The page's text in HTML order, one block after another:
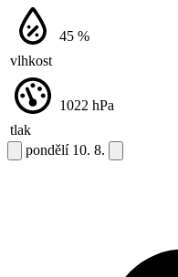
vlhkost
45 %
tlak
1022 hPa
pondělí 10. 8.